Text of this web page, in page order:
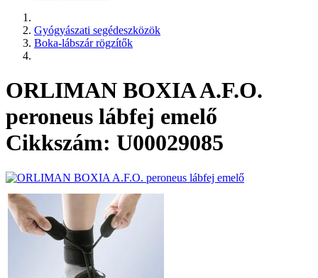
Gyógyászati segédeszközök
Boka-lábszár rögzítők
ORLIMAN BOXIA A.F.O.
peroneus lábfej emelő
Cikkszám: U00029085